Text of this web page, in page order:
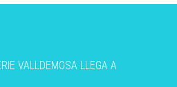
VALLDEMOSA LLEGA A